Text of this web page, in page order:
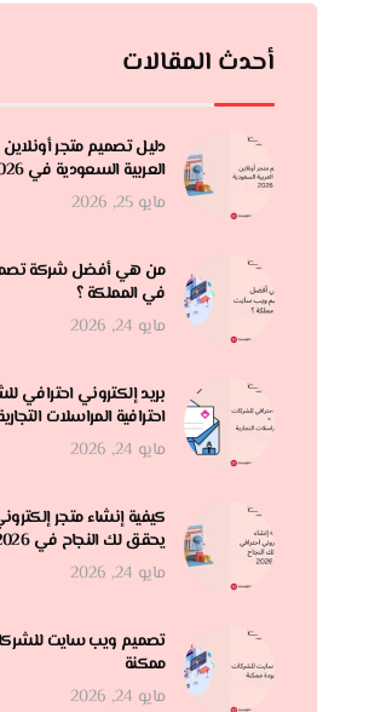
أحدث المقالات
دليل تصميم متجر
العربية السعودية في 2026
مايو 25, 2026
من هي أفضل شركة
في المملكة ؟
مايو 24, 2026
بريد إلكتروني احترافي
احترافية المراسلات
مايو 24, 2026
كيفية إنشاء متجر
يحقق لك النجاح في 2026
مايو 24, 2026
تصميم ويب سايت
ممكنة
مايو 24, 2026